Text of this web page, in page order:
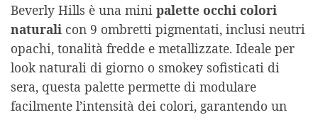
Beverly Hills è una mini palette occhi colori
naturali con 9 ombretti pigmentati, inclusi neutri
opachi, tonalità fredde e metallizzate. Ideale per
look naturali di giorno o smokey sofisticati di
sera, questa palette permette di modulare
facilmente l’intensità dei colori, garantendo un